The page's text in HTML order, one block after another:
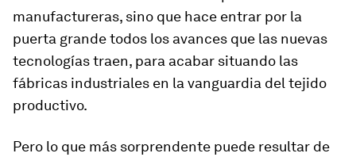
manufactureras, sino que hace entrar por la
puerta grande todos los avances que las nuevas
tecnologías traen, para acabar situando las
fábricas industriales en la vanguardia del tejido
productivo.
Pero lo que más sorprendente puede resultar de